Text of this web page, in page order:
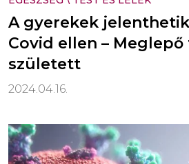
A gyerekek
Covid ellen –
született
2024.04.16.